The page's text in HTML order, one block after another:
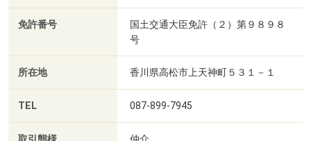
免許番号
国土交通大臣免許（２）第９８９８
号
所在地 香川県高松市上天神町５３１－１
TEL 087-899-7945